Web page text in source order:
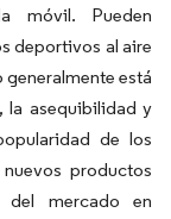
móvil. Pueden
deportivos al aire
está
la asequibilidad y
de los
productos
del mercado en